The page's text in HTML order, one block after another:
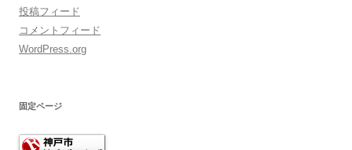
投稿フィード
コメントフィード
WordPress.org
固定ページ